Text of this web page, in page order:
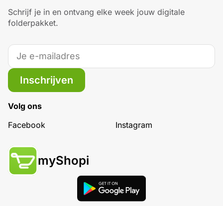
Schrijf je in en ontvang elke week jouw digitale
folderpakket.
Inschrijven
Volg ons
Facebook
Instagram
myShopi